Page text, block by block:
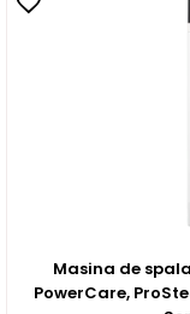
Masina de
PowerCare,